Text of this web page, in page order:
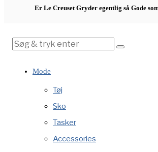
Er Le Creuset Gryder egentlig så Gode
Mode
Tøj
Sko
Tasker
Accessories